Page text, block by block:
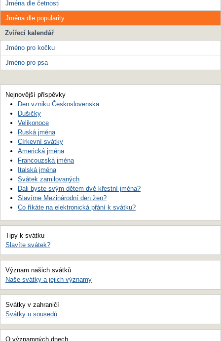
Jména dle četnosti
Jména dle popularity
Zvířecí kalendář
Jméno pro kočku
Jméno pro psa
Nejnovější příspěvky
Den vzniku Československa
Dušičky
Velikonoce
Ruská jména
Církevní svátky
Americká jména
Francouzská jména
Italská jména
Svátek zamilovaných
Dali byste svým dětem dvě křestní jména?
Slavíme Mezinárodní den žen?
Co říkáte na elektronická přání k svátku?
Tipy k svátku
Slavíte svátek?
Význam našich svátků
Naše svátky a jejich významy
Svátky v zahraničí
Svátky u sousedů
O významných dnech